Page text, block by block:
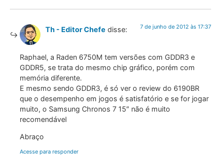
Th - Editor Chefe disse: 7 de junho de 2012 às 17:37
Raphael, a Raden 6750M tem versões com GDDR3 e
GDDR5, se trata do mesmo chip gráfico, porém com
memória diferente.
E mesmo sendo GDDR3, é só ver o review do 6190BR
que o desempenho em jogos é satisfatório e se for jogar
muito, o Samsung Chronos 7 15″ não é muito
recomendável
Abraço
Acesse para responder